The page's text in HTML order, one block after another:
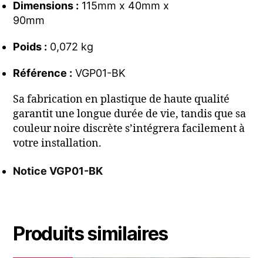
Dimensions : 115mm x 40mm x
90mm
Poids : 0,072 kg
Référence : VGP01-BK
Sa fabrication en plastique de haute qualité
garantit une longue durée de vie, tandis que sa
couleur noire discrète s’intégrera facilement à
votre installation.
Notice VGP01-BK
Produits similaires